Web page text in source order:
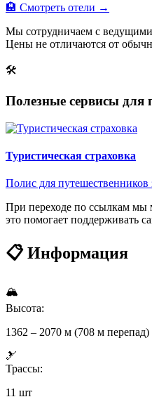
🏨 Смотреть отели →
Мы сотрудничаем с
Цены не отличаются от
🛠
Полезные сервисы для
Туристическая страховка
Полис для путешественников
При переходе по ссылкам
это помогает поддерживать
📋 Информация
🏔
Высота:
1362 – 2070 м (708 м перепад)
🎿
Трассы:
11 шт